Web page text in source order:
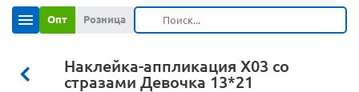
Опт Розница
Наклейка-аппликация X03 со
стразами Девочка 13*21